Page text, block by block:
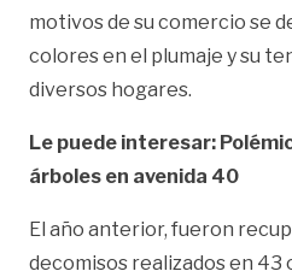
motivos de su comercio se
colores en el plumaje y su
diversos hogares.
Le puede interesar:
árboles en avenida 40
El año anterior, fueron
decomisos realizados en 43